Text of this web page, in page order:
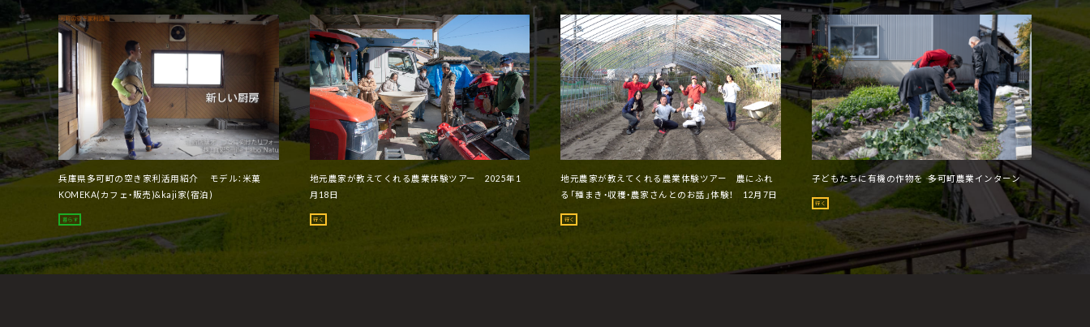
兵庫県多可町の空き家利活用紹介 モデル：米菓
KOMEKA(カフェ・販売)&kaji家(宿泊)
暮らす
地元農家が教えてくれる農業体験ツアー 2025年1
月18日
行く
地元農家が教えてくれる農業体験ツアー 農にふれ
る「種まき・収穫・農家さんとのお話」体験！ 12月7日
行く
子どもたちに有機の作物を ―― 多可町農業インターン
行く